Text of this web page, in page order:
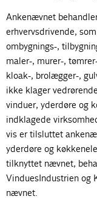
Ankenævnet
erhvervsdrivende,
ombygnings-,
maler-, murer-,
kloak-, brolægger-,
ikke klager
vinduer, yderdøre og
indklagede
vis er tilsluttet
yderdøre og
tilknyttet nævnet,
VinduesIndustrien og
nævnet.